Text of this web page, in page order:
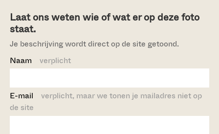
Laat ons weten wie of wat er op deze foto
staat.
Je beschrijving wordt direct op de site getoond.
Naam verplicht
E-mail verplicht, maar we tonen je mailadres niet op
de site